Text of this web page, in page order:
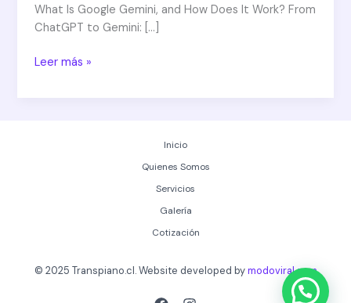
What Is Google Gemini, and How Does It Work? From
ChatGPT to Gemini: […]
Leer más »
Inicio
Quienes Somos
Servicios
Galería
Cotización
© 2025 Transpiano.cl. Website developed bymodoviral.com